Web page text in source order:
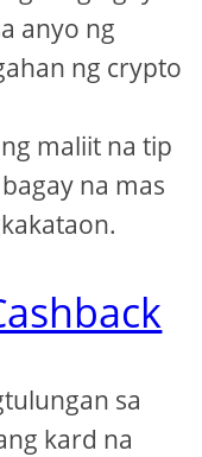
anyo ng
ng crypto
maliit na tip
na mas
sa
kard na